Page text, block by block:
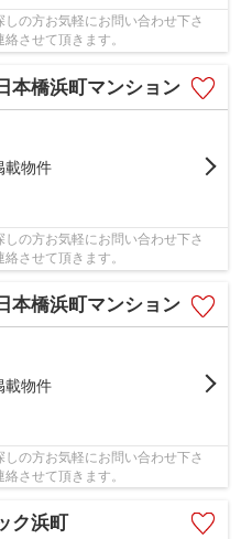
の方お気軽にお問い合わせ下さ
させて頂きます。
本橋浜町マンション
載物件
の方お気軽にお問い合わせ下さ
させて頂きます。
本橋浜町マンション
載物件
の方お気軽にお問い合わせ下さ
させて頂きます。
ク浜町